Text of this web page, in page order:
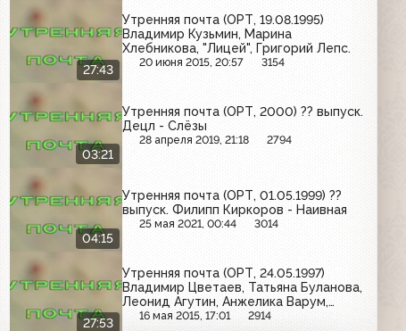
27:43
Утренняя почта (ОРТ, 19.08.1995)
Владимир Кузьмин, Марина
Хлебникова, "Лицей", Григорий Лепс.
20 июня 2015, 20:57 3154
03:21
Утренняя почта (ОРТ, 2000) ?? выпуск.
Децл - Слёзы
28 апреля 2019, 21:18 2794
04:15
Утренняя почта (ОРТ, 01.05.1999) ??
выпуск. Филипп Киркоров - Наивная
25 мая 2021, 00:44 3014
27:53
Утренняя почта (ОРТ, 24.05.1997)
Владимир Цветаев, Татьяна Буланова,
Леонид Агутин, Анжелика Варум,
Николай Трубач
16 мая 2015, 17:01 2914